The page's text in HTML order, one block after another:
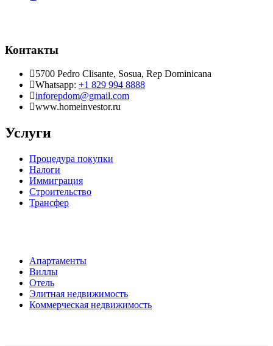
Контакты
5700 Pedro Clisante, Sosua, Rep Dominicana
Whatsapp: +1 829 994 8888
inforepdom@gmail.com
www.homeinvestor.ru
Услуги
Процедура покупки
Налоги
Иммиграция
Строительство
Трансфер
Апартаменты
Виллы
Отель
Элитная недвижимость
Коммерческая недвижимость